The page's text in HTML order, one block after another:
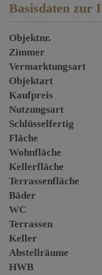
Basisdaten zur
Objektnr.
Zimmer
Vermarktungsart
Objektart
Kaufpreis
Nutzungsart
Schlüsselfertig
Fläche
Wohnfläche
Kellerfläche
Terrassenfläche
Bäder
WC
Terrassen
Keller
Abstellräume
HWB